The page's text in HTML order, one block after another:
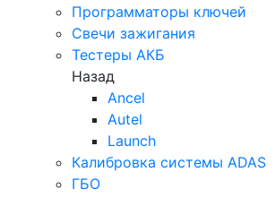
Программаторы ключей
Свечи зажигания
Тестеры АКБ
Назад
Ancel
Autel
Launch
Калибровка системы ADAS
ГБО